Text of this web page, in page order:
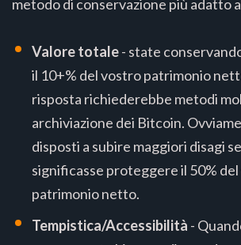
metodo di conservazione più adatto
Valore totale- state
il 10+% del vostro patrimonio
risposta richiederebbe metodi
archiviazione dei Bitcoin.
disposti a subire maggiori disagi
significasse proteggere il 50%
patrimonio netto.
Tempistica/Accessibilità -